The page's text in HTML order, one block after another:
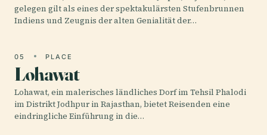
gelegen gilt als eines der spektakulärsten Stufenbrunnen
Indiens und Zeugnis der alten Genialität der…
05 PLACE
Lohawat
Lohawat, ein malerisches ländliches Dorf im Tehsil Phalodi
im Distrikt Jodhpur in Rajasthan, bietet Reisenden eine
eindringliche Einführung in die…